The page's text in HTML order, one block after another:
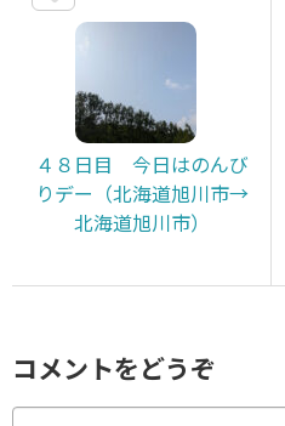
４８日目 今日はのんび
りデー（北海道旭川市→
北海道旭川市）
コメントをどうぞ